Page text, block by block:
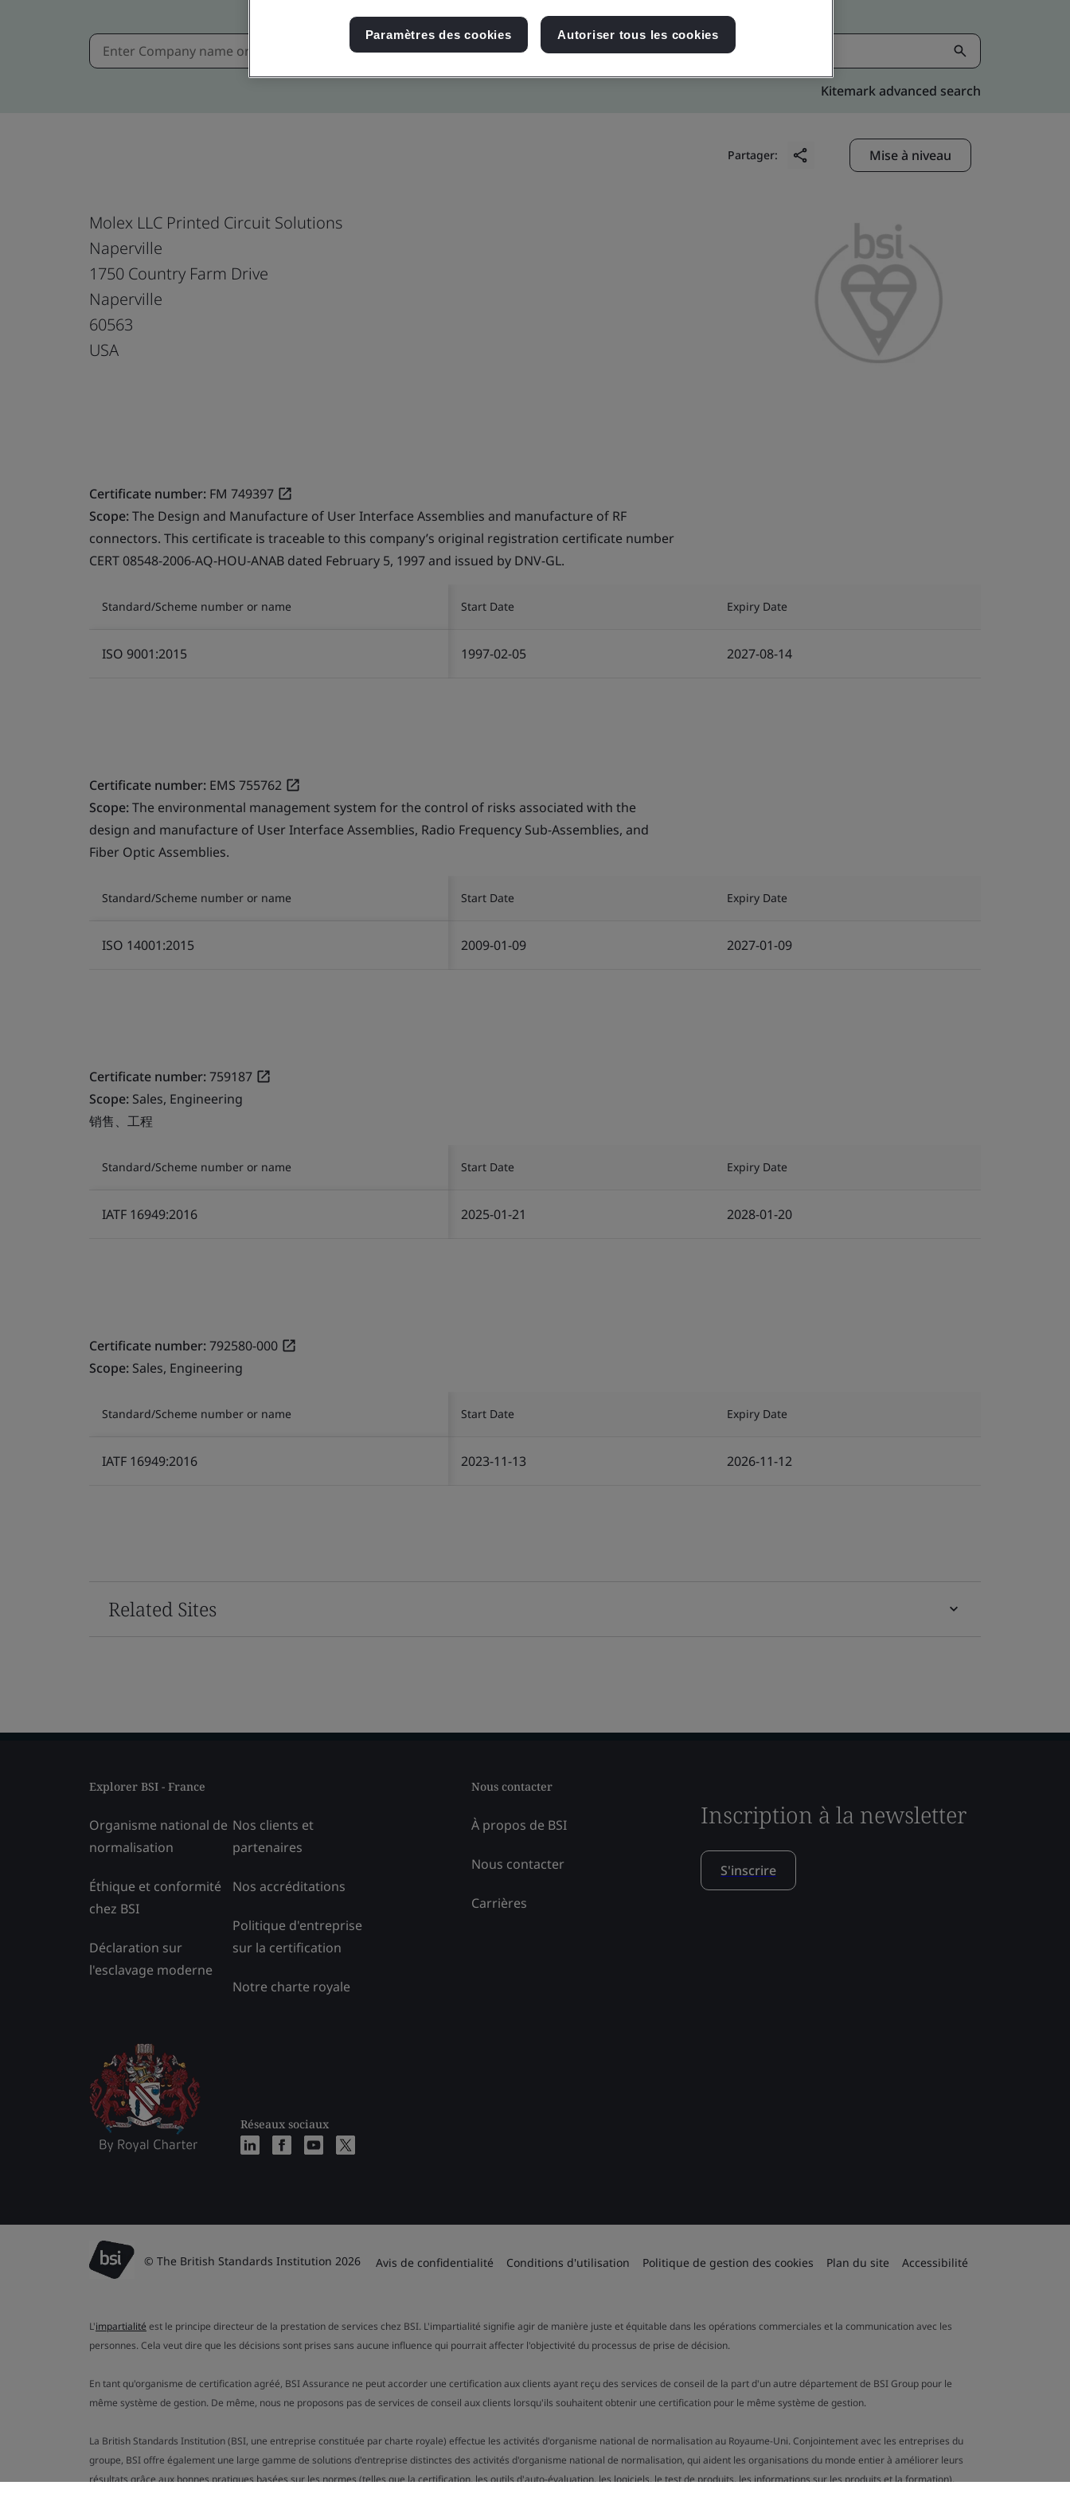
Kitemark advanced search
Partager: Mise à niveau
Molex LLC Printed Circuit Solutions
Naperville
1750 Country Farm Drive
Naperville
60563
USA
Certificate number: FM 749397
Scope:The Design and Manufacture of User Interface Assemblies and manufacture of RF
connectors. This certificate is traceable to this company’s original registration certificate number
CERT 08548-2006-AQ-HOU-ANAB dated February 5, 1997 and issued by DNV-GL.
Standard/Scheme number or name Start Date Expiry Date
ISO 9001:2015 1997-02-05 2027-08-14
Certificate number: EMS 755762
Scope:The environmental management system for the control of risks associated with the
design and manufacture of User Interface Assemblies, Radio Frequency Sub-Assemblies, and
Fiber Optic Assemblies.
Standard/Scheme number or name Start Date Expiry Date
ISO 14001:2015 2009-01-09 2027-01-09
Certificate number:759187
Scope: Sales, Engineering
销售、工程
Standard/Scheme number or name Start Date Expiry Date
IATF 16949:2016 2025-01-21 2028-01-20
Certificate number:792580-000
Scope: Sales, Engineering
Standard/Scheme number or name Start Date Expiry Date
IATF 16949:2016 2023-11-13 2026-11-12
Related Sites
Explorer BSI - France
Organisme national de
normalisation
Éthique et conformité
chez BSI
Déclaration sur
l'esclavage moderne
Nos clients et
partenaires
Nos accréditations
Politique d'entreprise
sur la certification
Notre charte royale
Réseaux sociaux
Nous contacter
À propos de BSI
Nous contacter
Carrières
Inscription à la newsletter
S'inscrire
© The British Standards Institution 2026 Avis de confidentialité Conditions d'utilisation Politique de gestion des cookies Plan du site Accessibilité
L'impartialité est le principe directeur de la prestation de services chez BSI. L'impartialité signifie agir de manière juste et équitable dans les opérations commerciales et la communication avec les
personnes. Cela veut dire que les décisions sont prises sans aucune influence qui pourrait affecter l'objectivité du processus de prise de décision.
En tant qu'organisme de certification agréé, BSI Assurance ne peut accorder une certification aux clients ayant reçu des services de conseil de la part d'un autre département de BSI Group pour le
même système de gestion. De même, nous ne proposons pas de services de conseil aux clients lorsqu'ils souhaitent obtenir une certification pour le même système de gestion.
La British Standards Institution (BSI, une entreprise constituée par charte royale) effectue les activités d'organisme national de normalisation au Royaume-Uni. Conjointement avec les entreprises du
groupe, BSI offre également une large gamme de solutions d'entreprise distinctes des activités d'organisme national de normalisation, qui aident les organisations du monde entier à améliorer leurs
résultats grâce aux bonnes pratiques basées sur les normes (telles que la certification, les outils d'auto-évaluation, les logiciels, le test de produits, les informations sur les produits et la formation).
Paramètres des cookies Autoriser tous les cookies